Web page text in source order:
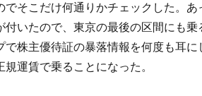
でそこだけ何通りかチェックした。あ
付いたので、東京の最後の区間にも乗
で株主優待証の暴落情報を何度も耳に
規運賃で乗ることになった。